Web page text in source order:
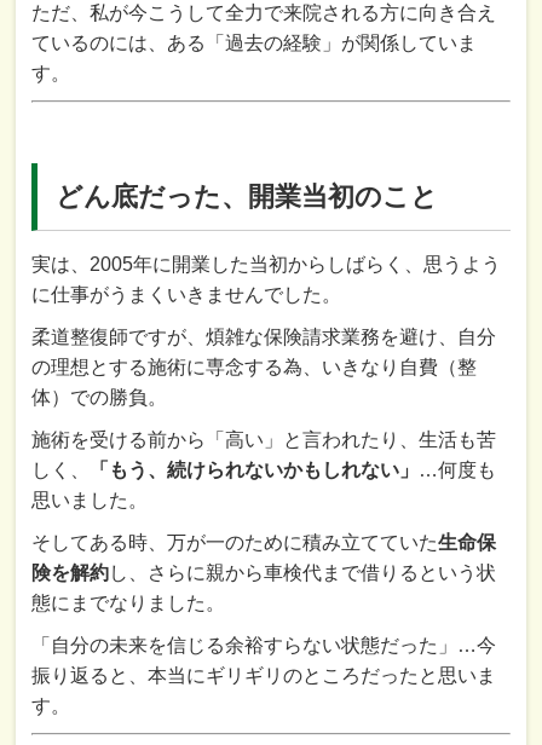
ただ、私が今こうして全力で来院される方に向き合え
ているのには、ある「過去の経験」が関係していま
す。
どん底だった、開業当初のこと
実は、2005年に開業した当初からしばらく、思うよう
に仕事がうまくいきませんでした。
柔道整復師ですが、煩雑な保険請求業務を避け、自分
の理想とする施術に専念する為、いきなり自費（整
体）での勝負。
施術を受ける前から「高い」と言われたり、生活も苦
しく、
「もう、続けられないかもしれない」
…何度も
思いました。
そしてある時、万が一のために積み立てていた生命保
険を解約し、さらに親から車検代まで借りるという状
態にまでなりました。
「自分の未来を信じる余裕すらない状態だった」…今
振り返ると、本当にギリギリのところだったと思いま
す。